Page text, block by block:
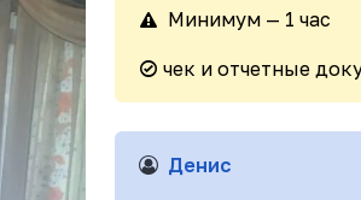
Минимум — 1 час
чек и отчетные
Денис